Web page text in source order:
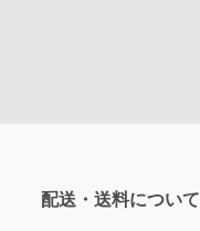
配送・送料について